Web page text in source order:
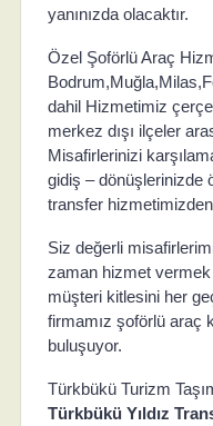
yanınızda olacaktır.
Özel Şoförlü Araç
dahil Hizmetimiz
merkez dışı ilçeler
Misafirlerinizi
gidiş – dönüşlerinizde
transfer
Siz değerli
zaman hizmet vermek
müşteri kitlesini her
firmamız şoförlü araç
buluşuyor.
Türkbükü Turizm
Türkbükü Yıldız